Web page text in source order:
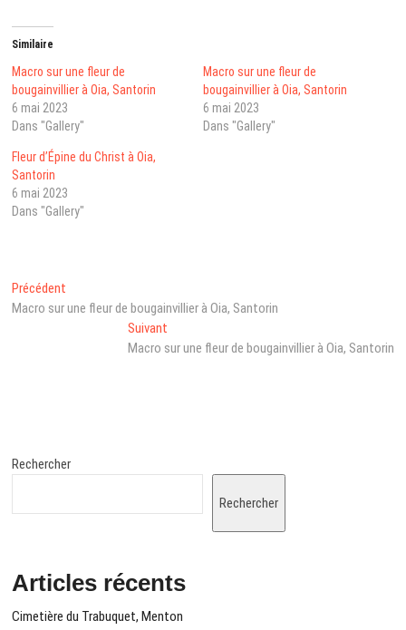
Similaire
Macro sur une fleur de
bougainvillier à Oia, Santorin
6 mai 2023
Dans "Gallery"
Macro sur une fleur de
bougainvillier à Oia, Santorin
6 mai 2023
Dans "Gallery"
Fleur d’Épine du Christ à Oia,
Santorin
6 mai 2023
Dans "Gallery"
Navigation
de
Précédent
précédent
Macro sur une fleur de bougainvillier à Oia, Santorin
SuivantNext
post:
Macro sur une fleur de bougainvillier à Oia, Santorin
Rechercher
Rechercher
Articles récents
Cimetière du Trabuquet, Menton